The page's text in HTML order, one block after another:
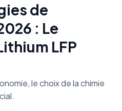
de
: Le
LFP
le choix de la chimie